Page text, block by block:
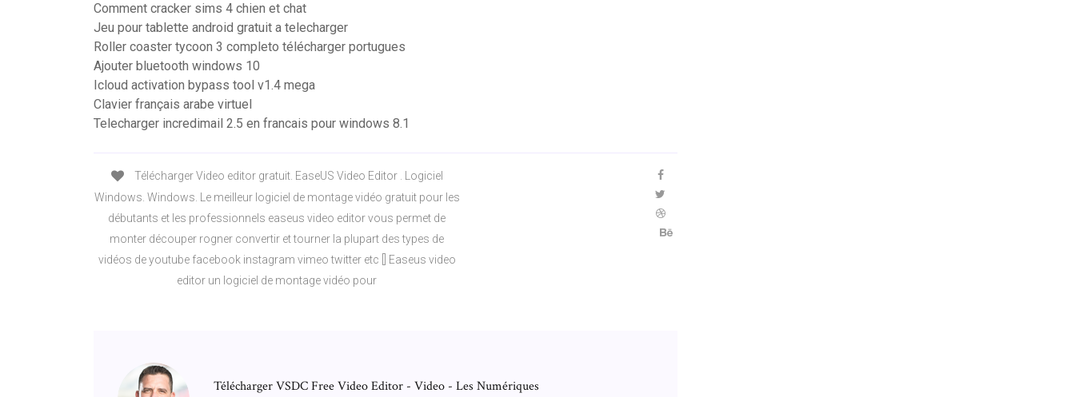
Comment cracker sims 4 chien et chat
Jeu pour tablette android gratuit a telecharger
Roller coaster tycoon 3 completo télécharger portugues
Ajouter bluetooth windows 10
Icloud activation bypass tool v1.4 mega
Clavier français arabe virtuel
Telecharger incredimail 2.5 en francais pour windows 8.1
Télécharger Video editor gratuit. EaseUS Video Editor . Logiciel
Windows. Windows. Le meilleur logiciel de montage vidéo gratuit pour les
débutants et les professionnels easeus video editor vous permet de
monter découper rogner convertir et tourner la plupart des types de
vidéos de youtube facebook instagram vimeo twitter etc [] Easeus video
editor un logiciel de montage vidéo pour
Télécharger VSDC Free Video Editor - Video - Les Numériques